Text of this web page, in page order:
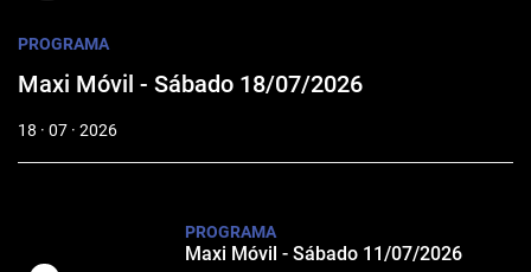
PROGRAMA
Maxi Móvil - Sábado 18/07/2026
18 · 07 · 2026
PROGRAMA
Maxi Móvil - Sábado 11/07/2026